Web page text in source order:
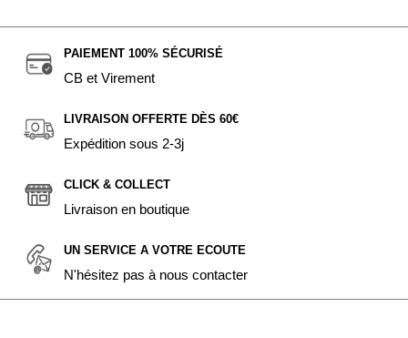
PAIEMENT 100% SÉCURISÉ
CB et Virement
LIVRAISON OFFERTE DÈS 60€
Expédition sous 2-3j
CLICK & COLLECT
Livraison en boutique
UN SERVICE A VOTRE ECOUTE
N'hésitez pas à nous contacter